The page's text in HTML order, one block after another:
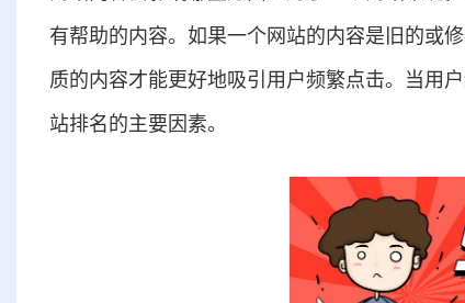
有帮助的内容。如果一个网站的内容是旧的或
质的内容才能更好地吸引用户频繁点击。当用
站排名的主要因素。